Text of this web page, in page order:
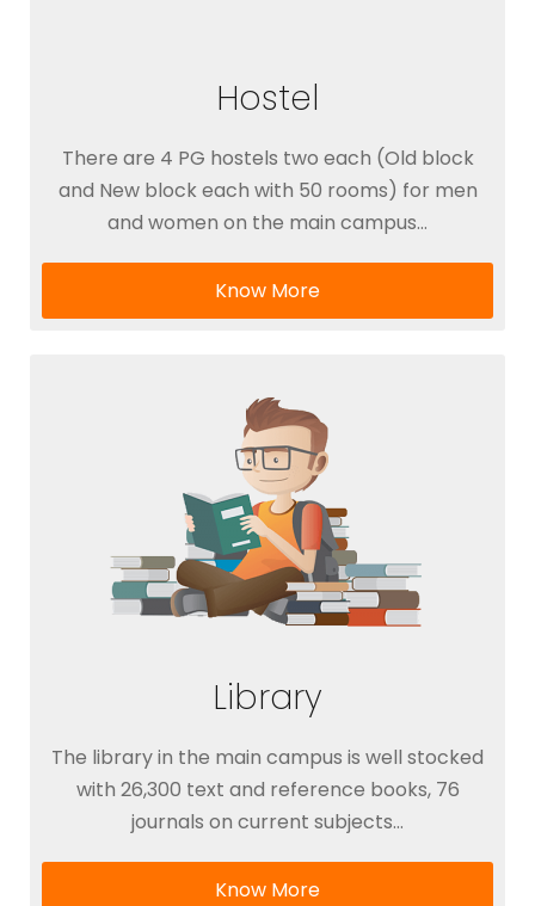
Hostel
There are 4 PG hostels two each (Old block
and New block each with 50 rooms) for men
and women on the main campus…
Know More
Library
The library in the main campus is well stocked
with 26,300 text and reference books, 76
journals on current subjects…
Know More